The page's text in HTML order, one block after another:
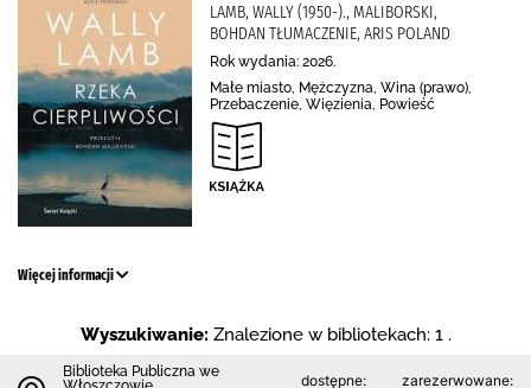
LAMB, WALLY (1950-)., MALIBORSKI,
BOHDAN TŁUMACZENIE, ARIS POLAND
Rok wydania: 2026.
Małe miasto, Mężczyzna, Wina (prawo),
Przebaczenie, Więzienia, Powieść
Więcej informacji
Wyszukiwanie: Znalezione w bibliotekach: 1 .
Biblioteka Publiczna we
dostępne: zarezerwowane: